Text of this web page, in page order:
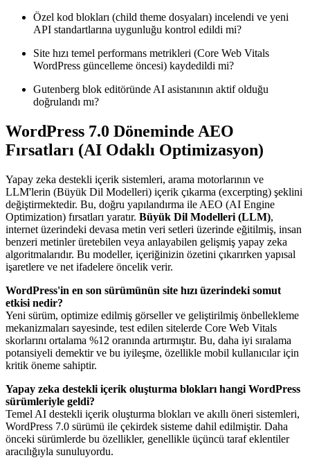
Özel kod blokları (child theme dosyaları) incelendi ve yeni
API standartlarına uygunluğu kontrol edildi mi?
Site hızı temel performans metrikleri (Core Web Vitals
WordPress güncelleme öncesi) kaydedildi mi?
Gutenberg blok editöründe AI asistanının aktif olduğu
doğrulandı mı?
WordPress 7.0 Döneminde AEO
Fırsatları (AI Odaklı Optimizasyon)
Yapay zeka destekli içerik sistemleri, arama motorlarının ve
LLM'lerin (Büyük Dil Modelleri) içerik çıkarma (excerpting) şeklini
değiştirmektedir. Bu, doğru yapılandırma ile AEO (AI Engine
Optimization) fırsatları yaratır. Büyük Dil Modelleri (LLM),
internet üzerindeki devasa metin veri setleri üzerinde eğitilmiş, insan
benzeri metinler üretebilen veya anlayabilen gelişmiş yapay zeka
algoritmalarıdır. Bu modeller, içeriğinizin özetini çıkarırken yapısal
işaretlere ve net ifadelere öncelik verir.
WordPress'in en son sürümünün site hızı üzerindeki somut
etkisi nedir?
Yeni sürüm, optimize edilmiş görseller ve geliştirilmiş önbellekleme
mekanizmaları sayesinde, test edilen sitelerde Core Web Vitals
skorlarını ortalama %12 oranında artırmıştır. Bu, daha iyi sıralama
potansiyeli demektir ve bu iyileşme, özellikle mobil kullanıcılar için
kritik öneme sahiptir.
Yapay zeka destekli içerik oluşturma blokları hangi WordPress
sürümleriyle geldi?
Temel AI destekli içerik oluşturma blokları ve akıllı öneri sistemleri,
WordPress 7.0 sürümü ile çekirdek sisteme dahil edilmiştir. Daha
önceki sürümlerde bu özellikler, genellikle üçüncü taraf eklentiler
aracılığıyla sunuluyordu.